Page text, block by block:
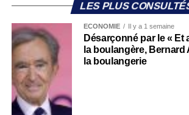
LES PLUS
ECONOMIE Il y a 1 semaine
Désarçonné par le « Et
la boulangère,
la boulangerie